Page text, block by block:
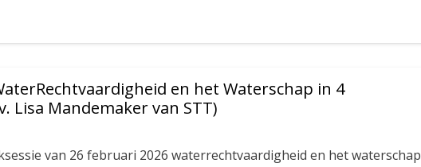
en het Waterschap in 4
Lisa Mandemaker van STT)
van 26 februari 2026 waterrechtvaardigheid en het waterschap